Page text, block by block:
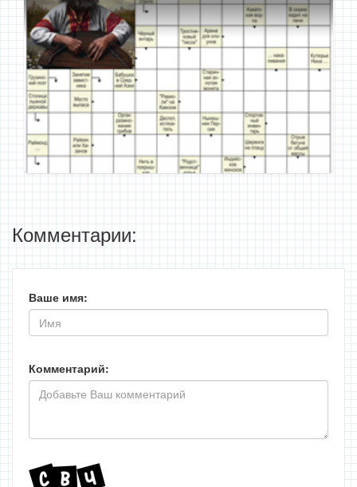
Комментарии:
Ваше имя:
Комментарий: